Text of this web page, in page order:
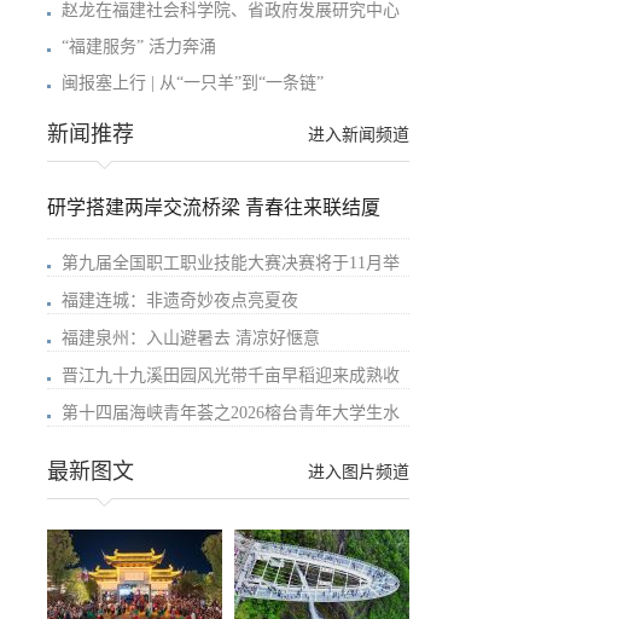
赵龙在福建社会科学院、省政府发展研究中心
“福建服务” 活力奔涌
闽报塞上行 | 从“一只羊”到“一条链”
进入新闻频道
新闻推荐
研学搭建两岸交流桥梁 青春往来联结厦
第九届全国职工职业技能大赛决赛将于11月举
福建连城：非遗奇妙夜点亮夏夜
福建泉州：入山避暑去 清凉好惬意
晋江九十九溪田园风光带千亩早稻迎来成熟收
第十四届海峡青年荟之2026榕台青年大学生水
进入图片频道
最新图文